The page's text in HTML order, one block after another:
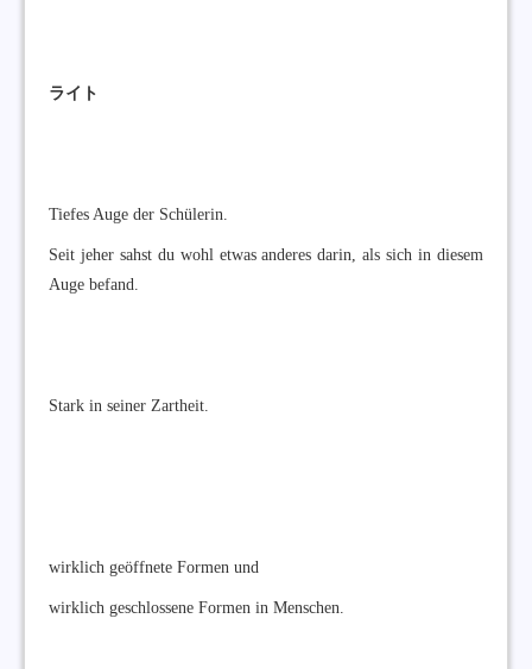
ライト
Tiefes Auge der Schülerin.
Seit jeher sahst du wohl etwas anderes darin, als sich in diesem
Auge befand.
Stark in seiner Zartheit.
wirklich geöffnete Formen und
wirklich geschlossene Formen in Menschen.